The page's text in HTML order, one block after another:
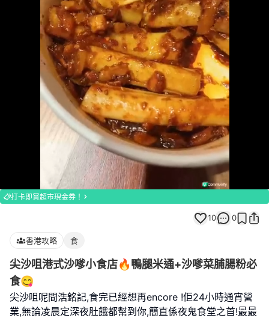
Loaded
100.00%
打卡即賞超市現金券！
10 0
香港攻略 食
尖沙咀港式沙嗲小食店🔥鴨腿米通+沙嗲菜脯腸粉必
食😋
尖沙咀呢間浩銘記,食完已經想再encore !佢24小時通宵營
業,無論凌晨定深夜肚餓都幫到你,簡直係夜鬼食堂之首!最最